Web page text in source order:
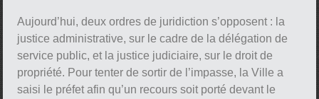
Aujourd’hui, deux ordres de juridiction s’opposent : la
justice administrative, sur le cadre de la délégation de
service public, et la justice judiciaire, sur le droit de
propriété. Pour tenter de sortir de l’impasse, la Ville a
saisi le préfet afin qu’un recours soit porté devant le